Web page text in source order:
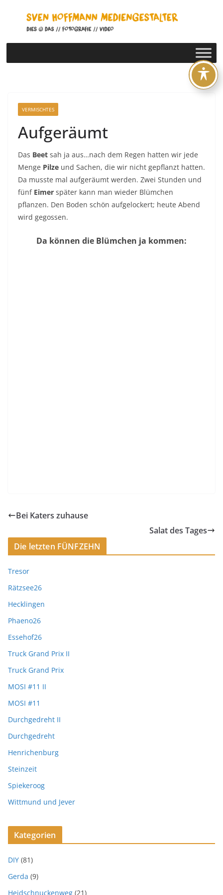
springen
VERMISCHTES
Aufgeräumt
Das Beet sah ja aus…nach dem Regen hatten wir jede
Menge Pilze und Sachen, die wir nicht gepflanzt hatten.
Da musste mal aufgeräumt werden. Zwei Stunden und
fünf Eimer später kann man wieder Blümchen
pflanzen. Den Boden schön aufgelockert; heute Abend
wird gegossen.
Da können die Blümchen ja kommen:
Bei Katers zuhause
Salat des Tages
Die letzten FÜNFZEHN
Tresor
Rätzsee26
Hecklingen
Phaeno26
Essehof26
Truck Grand Prix II
Truck Grand Prix
MOSI #11 II
MOSI #11
Durchgedreht II
Durchgedreht
Henrichenburg
Steinzeit
Spiekeroog
Wittmund und Jever
Kategorien
DIY (81)
Gerda (9)
Heidschnuckenweg (21)